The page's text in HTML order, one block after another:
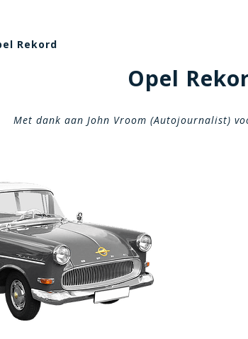
Rekord
Opel
Met dank aan John Vroom (Autojournalist)